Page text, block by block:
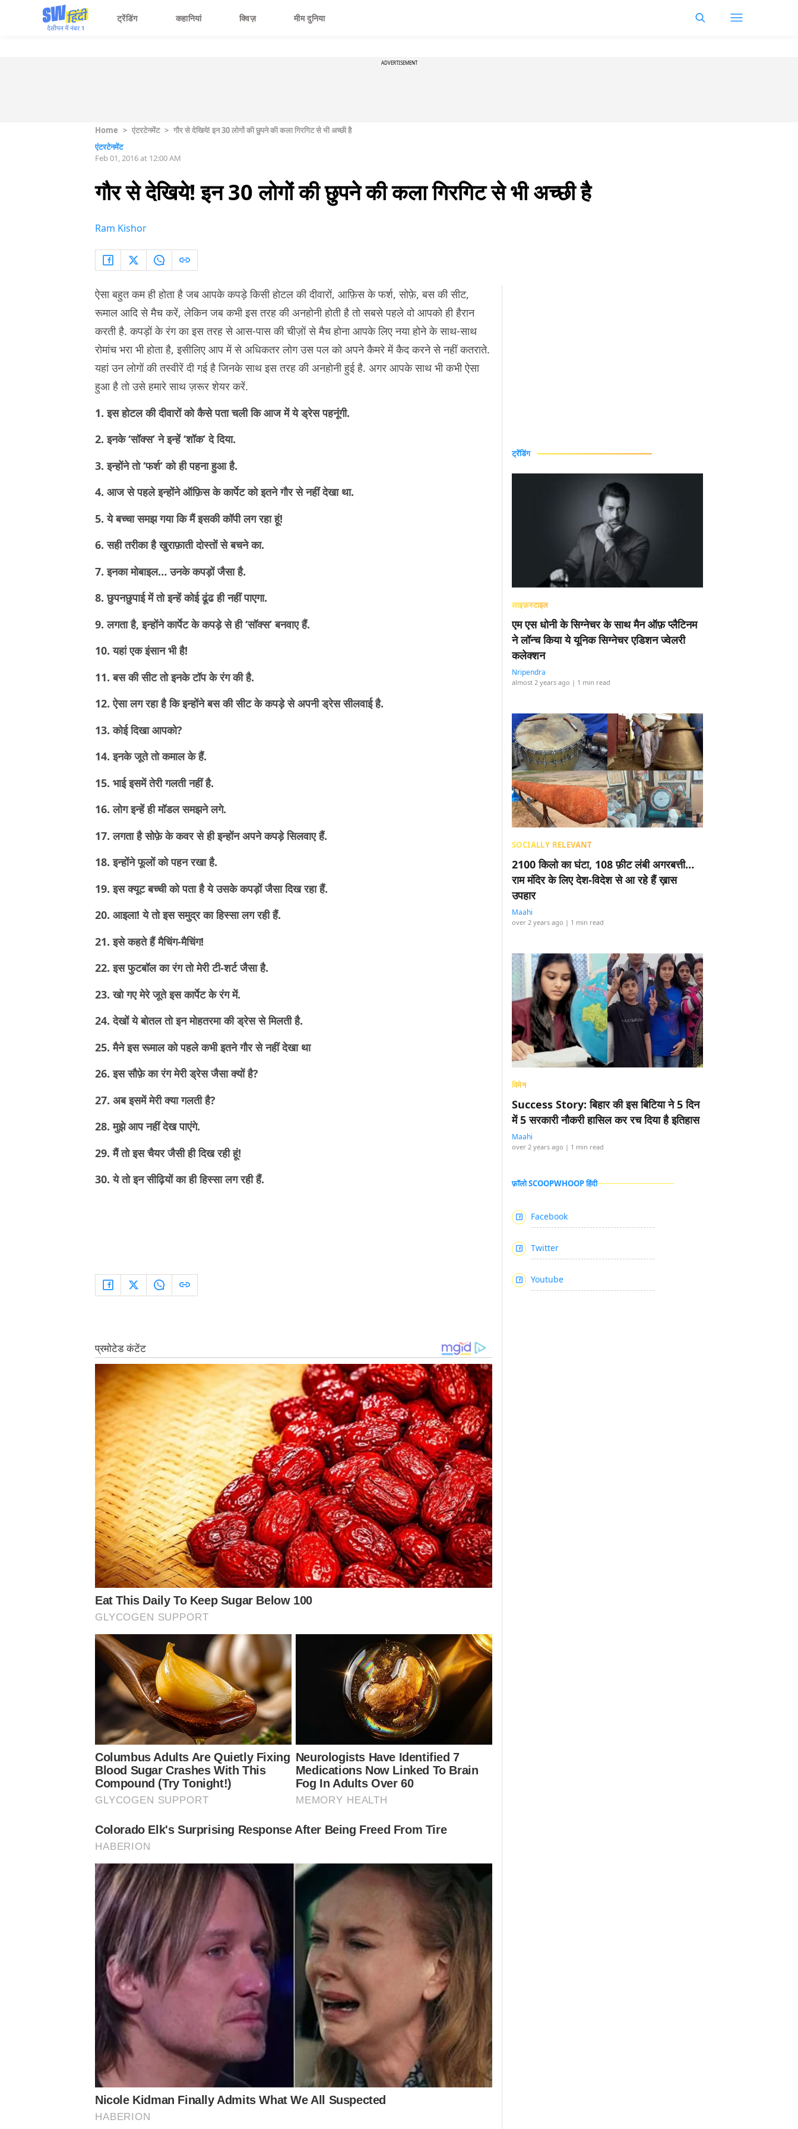
ट्रेंडिंग कहानियां क्विज़ मीम दुनिया
ADVERTISEMENT
Home > एंटरटेनमेंट > गौर से देखिये! इन 30 लोगों की छुपने की कला गिरगिट से भी अच्छी है
एंटरटेनमेंट
Feb 01, 2016 at 12:00 AM
गौर से देखिये! इन 30 लोगों की छुपने की कला गिरगिट से भी अच्छी है
Ram Kishor
ऐसा बहुत कम ही होता है जब आपके कपड़े किसी होटल की दीवारों, आफ़िस के फर्श, सोफ़े, बस की सीट,
रूमाल आदि से मैच करें, लेकिन जब कभी इस तरह की अनहोनी होती है तो सबसे पहले वो आपको ही हैरान
करती है. कपड़ों के रंग का इस तरह से आस-पास की चीज़ों से मैच होना आपके लिए नया होने के साथ-साथ
रोमांच भरा भी होता है, इसीलिए आप में से अधिकतर लोग उस पल को अपने कैमरे में कैद करने से नहीं कतराते.
यहां उन लोगों की तस्वीरें दी गई है जिनके साथ इस तरह की अनहोनी हुई है. अगर आपके साथ भी कभी ऐसा
हुआ है तो उसे हमारे साथ ज़रूर शेयर करें.
1. इस होटल की दीवारों को कैसे पता चली कि आज में ये ड्रेस पहनूंगी.
2. इनके ‘सॉक्स’ ने इन्हें ‘शॉक’ दे दिया.
3. इन्होंने तो ‘फर्श’ को ही पहना हुआ है.
4. आज से पहले इन्होंने ऑफ़िस के कार्पेट को इतने गौर से नहीं देखा था.
5. ये बच्चा समझ गया कि मैं इसकी कॉपी लग रहा हूं!
6. सही तरीका है खुराफ़ाती दोस्तों से बचने का.
7. इनका मोबाइल… उनके कपड़ों जैसा है.
8. छुपनछुपाई में तो इन्हें कोई ढूंढ ही नहीं पाएगा.
9. लगता है, इन्होंने कार्पेट के कपड़े से ही ‘सॉक्स’ बनवाए हैं.
10. यहां एक इंसान भी है!
11. बस की सीट तो इनके टॉप के रंग की है.
12. ऐसा लग रहा है कि इन्होंने बस की सीट के कपड़े से अपनी ड्रेस सीलवाई है.
13. कोई दिखा आपको?
14. इनके जूते तो कमाल के हैं.
15. भाई इसमें तेरी गलती नहीं है.
16. लोग इन्हें ही मॉडल समझने लगे.
17. लगता है सोफ़े के कवर से ही इन्होंन अपने कपड़े सिलवाए हैं.
18. इन्होंने फूलों को पहन रखा है.
19. इस क्यूट बच्ची को पता है ये उसके कपड़ों जैसा दिख रहा हैं.
20. आइला! ये तो इस समुद्र का हिस्सा लग रही हैं.
21. इसे कहते हैं मैचिंग-मैचिंग!
22. इस फुटबॉल का रंग तो मेरी टी-शर्ट जैसा है.
23. खो गए मेरे जूते इस कार्पेट के रंग में.
24. देखों ये बोतल तो इन मोहतरमा की ड्रेस से मिलती है.
25. मैने इस रूमाल को पहले कभी इतने गौर से नहीं देखा था
26. इस सौफ़े का रंग मेरी ड्रेस जैसा क्यों है?
27. अब इसमें मेरी क्या गलती है?
28. मुझे आप नहीं देख पाएंगे.
29. मैं तो इस चैयर जैसी ही दिख रही हूं!
30. ये तो इन सीढ़ियों का ही हिस्सा लग रही हैं.
ट्रेंडिंग
लाइफ़स्टाइल
एम एस धोनी के सिग्नेचर के साथ मैन ऑफ़ प्लैटिनम
ने लॉन्च किया ये यूनिक सिग्नेचर एडिशन ज्वेलरी
कलेक्शन
Nripendra
almost 2 years ago | 1 min read
SOCIALLY RELEVANT
2100 किलो का घंटा, 108 फ़ीट लंबी अगरबत्ती…
राम मंदिर के लिए देश-विदेश से आ रहे हैं ख़ास
उपहार
Maahi
over 2 years ago | 1 min read
विमेन
Success Story: बिहार की इस बिटिया ने 5 दिन
में 5 सरकारी नौकरी हासिल कर रच दिया है इतिहास
Maahi
over 2 years ago | 1 min read
फ़ॉलो SCOOPWHOOP हिंदी
Facebook
Twitter
Youtube